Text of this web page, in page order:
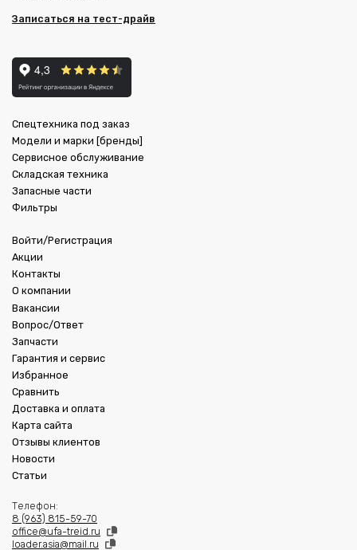
Записаться на тест-драйв
Спецтехника под заказ
Модели и марки [бренды]
Сервисное обслуживание
Складская техника
Запасные части
Фильтры
Войти/Регистрация
Акции
Контакты
О компании
Вакансии
Вопрос/Ответ
Запчасти
Гарантия и сервис
Избранное
Сравнить
Доставка и оплата
Карта сайта
Отзывы клиентов
Новости
Статьи
Телефон:
8 (963) 815-59-70
office@ufa-treid.ru
loader.asia@mail.ru